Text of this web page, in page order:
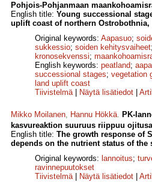
Pohjois-Pohjanmaan
English title: Young successional
uplift coast of northern Ostrobothnia,
Original keywords: Aapasuo;
sukkessio; soiden kehitysvaiheet;
kronosekvenssi;
English keywords: peatland;
successional stages; vegetation
land uplift coast
Tiivistelmä| Näytä lisätiedot
Mikko Moilanen, Hannu Hökkä. PK-
kasvureaktion suuruus riippuu
English title: The growth response of
depends on the nutrient status of the
Original keywords: lannoitus;
ravinnepuutokset
Tiivistelmä| Näytä lisätiedot